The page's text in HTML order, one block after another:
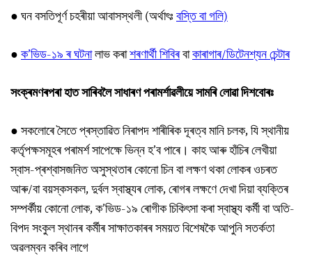
● ঘন বসতিপূৰ্ণ চহৰীয়া আবাসস্থলী (অৰ্থাৎঃবস্তি বা গলি)
●ক’ভিড-১৯ ৰ ঘটনালাভ কৰাশৰণাৰ্থী শিবিৰবাকাৰাগাৰ/ডিটেনশ্যন চেন্টাৰ
সংক্ৰমণৰপৰা হাত সাৰিবলৈ সাধাৰণ পৰামৰ্শাৱলীয়ে সামৰি লোৱা দিশবোৰঃ
●সকলোৰে সৈতে প্ৰস্তাৱিত নিৰাপদ শাৰীৰিক দূৰত্ব মানি চলক, যি স্থানীয়
কৰ্তৃপক্ষসমূহৰ পৰামৰ্শ সাপেক্ষে ভিন্ন হ’ব পাৰে। কাহ আৰু হাঁচিৰ লেখীয়া
স্বাস-প্ৰশ্বাসজনিত অসুস্থতাৰ কোনো চিন বা লক্ষণ থকা লোকৰ ওচৰত
আৰু/বা বয়স্কসকল, দুৰ্বল স্বাস্থ্যৰ লোক, ৰোগৰ লক্ষণে দেখা দিয়া ব্যক্তিৰ
সম্পৰ্কীয় কোনো লোক, ক’ভিড-১৯ ৰোগীক চিকিৎসা কৰা স্বাস্থ্য কৰ্মী বা অতি-
বিপদ সংকুল স্থানৰ কৰ্মীৰ সাক্ষাতকাৰৰ সময়ত বিশেষকৈ আপুনি সতৰ্কতা
অৱলম্বন কৰিব লাগে